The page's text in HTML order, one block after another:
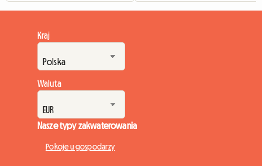
Kraj
Waluta
Nasze typy zakwaterowania
Pokoje u gospodarzy